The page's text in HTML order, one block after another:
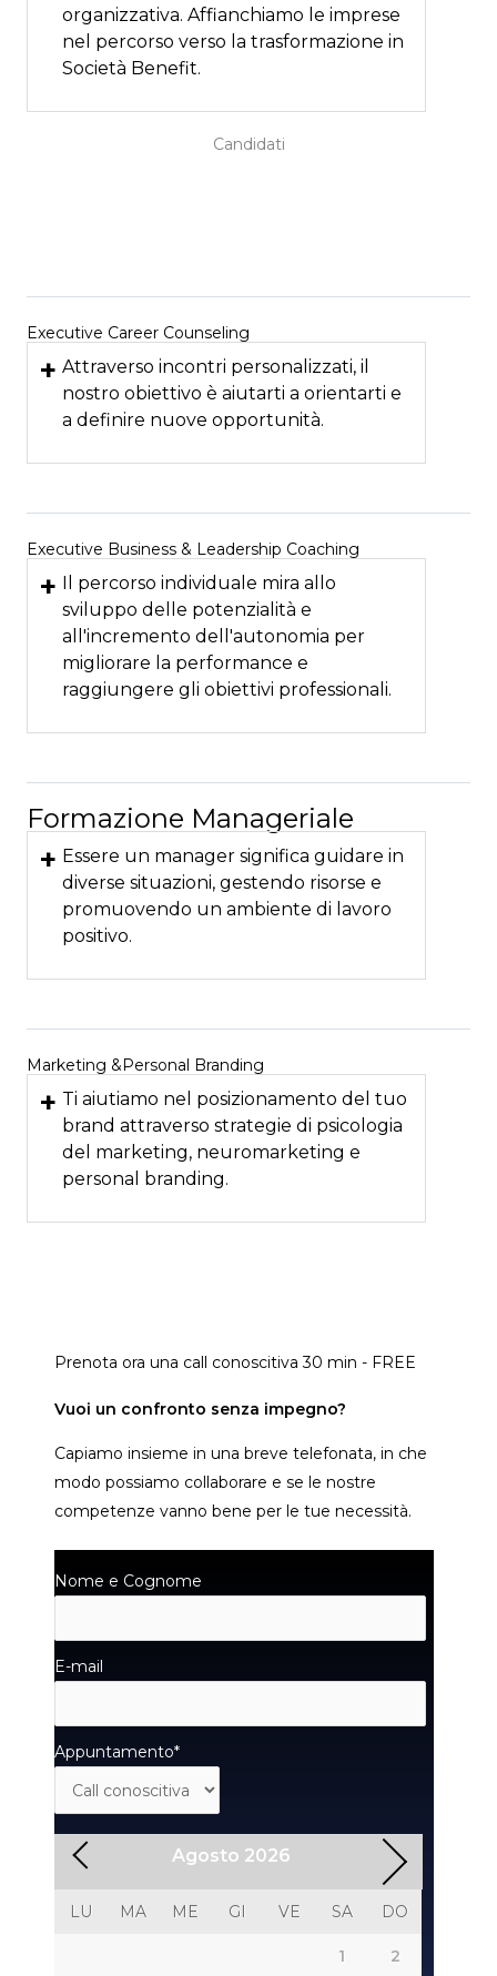
organizzativa. Affianchiamo le imprese
nel percorso verso la trasformazione in
Società Benefit.
Candidati
Executive Career Counseling
+ Attraverso incontri personalizzati, il
nostro obiettivo è aiutarti a orientarti e
a definire nuove opportunità.
Executive Business & Leadership Coaching
+ Il percorso individuale mira allo
sviluppo delle potenzialità e
all'incremento dell'autonomia per
migliorare la performance e
raggiungere gli obiettivi professionali.
Formazione Manageriale
+ Essere un manager significa guidare in
diverse situazioni, gestendo risorse e
promuovendo un ambiente di lavoro
positivo.
Marketing &Personal Branding
+ Ti aiutiamo nel posizionamento del tuo
brand attraverso strategie di psicologia
del marketing, neuromarketing e
personal branding.
Prenota ora una call conoscitiva 30 min - FREE
Vuoi un confronto senza impegno?
Capiamo insieme in una breve telefonata, in che
modo possiamo collaborare e se le nostre
competenze vanno bene per le tue necessità.
Nome e Cognome
E-mail
Appuntamento*
Agosto 2026
LU MA ME GI VE SA DO
1 2